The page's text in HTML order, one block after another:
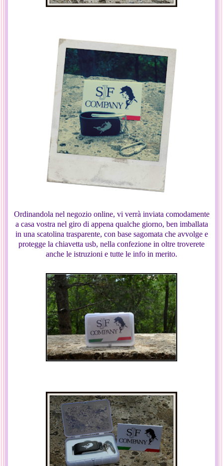
Ordinandola nel negozio online, vi verrà inviata comodamente
a casa vostra nel giro di appena qualche giorno, ben imballata
in una scatolina trasparente, con base sagomata che avvolge e
protegge la chiavetta usb, nella confezione in oltre troverete
anche le istruzioni e tutte le info in merito.